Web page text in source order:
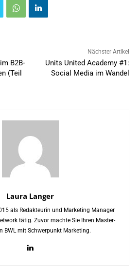
B2B-
(Teil
Nächster Artikel
Units United Academy #1:
Social Media im Wandel
Laura Langer
als Redakteurin und Marketing Manager
tätig. Zuvor machte Sie Ihren Master-
BWL mit Schwerpunkt Marketing.